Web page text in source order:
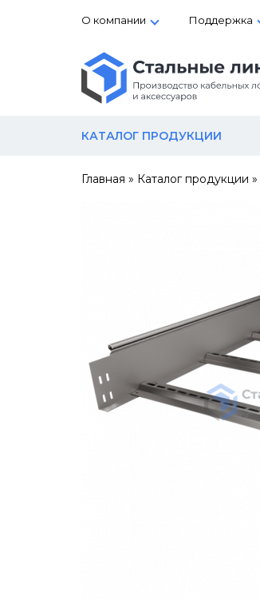
О компании Поддержка
КАТАЛОГ ПРОДУКЦИИ
Главная » Каталог продукции »